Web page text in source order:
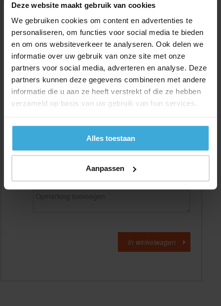
Deze website maakt gebruik van cookies
We gebruiken cookies om content en advertenties te
personaliseren, om functies voor social media te bieden
en om ons websiteverkeer te analyseren. Ook delen we
informatie over uw gebruik van onze site met onze
partners voor social media, adverteren en analyse. Deze
partners kunnen deze gegevens combineren met andere
informatie die u aan ze heeft verstrekt of die ze hebben
verzameld op basis van uw gebruik van hun services.
Alles toestaan
Aanpassen
Gewenste
lengtemaat inmm
(max. 2000 mm)
+/- 2 mm lengtetolerantie
Aantal:
Bewerkingskosten :
€
0,00
€ 0,00
Alle bedragen zijn excl. 21% BTW